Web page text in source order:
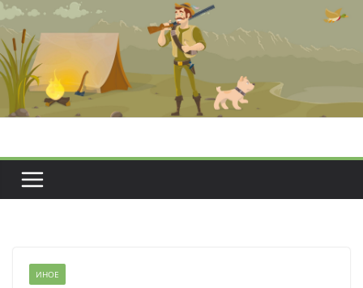
Перейти
содержимому
ИНОЕ